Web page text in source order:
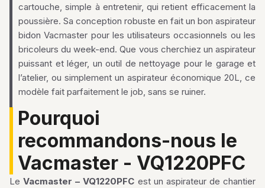
cartouche, simple à entretenir, qui retient efficacement la
poussière. Sa conception robuste en fait un bon aspirateur
bidon Vacmaster pour les utilisateurs occasionnels ou les
bricoleurs du week-end. Que vous cherchiez un aspirateur
puissant et léger, un outil de nettoyage pour le garage et
l’atelier, ou simplement un aspirateur économique 20L, ce
modèle fait parfaitement le job, sans se ruiner.
Pourquoi
recommandons-nous le
Vacmaster - VQ1220PFC
LeVacmaster – VQ1220PFC est un aspirateur de chantier